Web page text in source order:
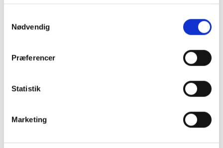
Nødvendig
Præferencer
Statistik
Marketing
emner inden for samme område som